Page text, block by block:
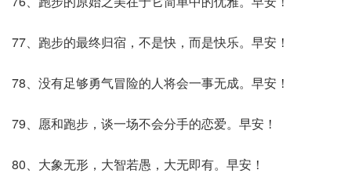
77、跑步的最终归宿，不是快，而是快乐。早安！
78、没有足够勇气冒险的人将会一事无成。早安！
79、愿和跑步，谈一场不会分手的恋爱。早安！
80、大象无形，大智若愚，大无即有。早安！